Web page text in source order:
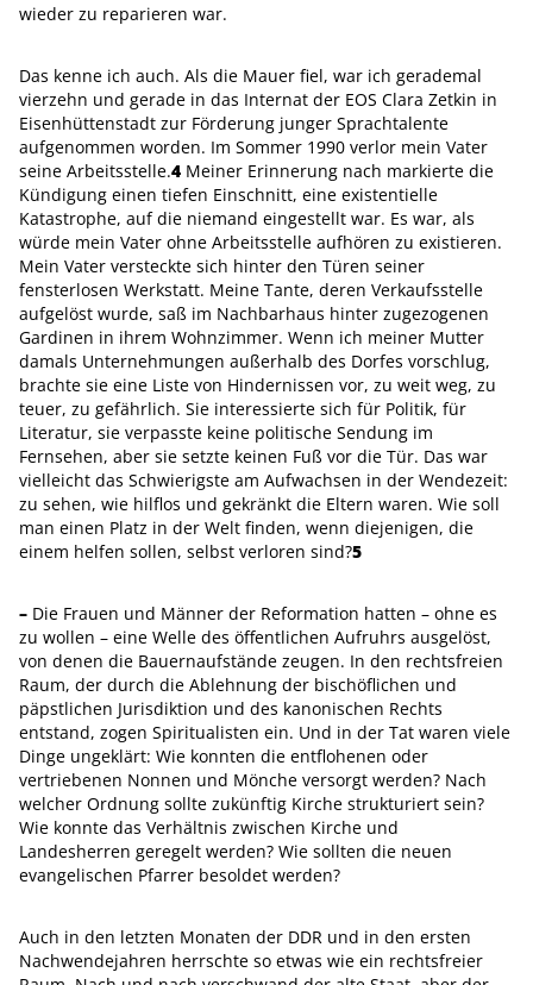
wieder zu reparieren war.
Das kenne ich auch. Als die Mauer fiel, war ich gerademal
vierzehn und gerade in das Internat der EOS Clara Zetkin in
Eisenhüttenstadt zur Förderung junger Sprachtalente
aufgenommen worden. Im Sommer 1990 verlor mein Vater
seine Arbeitsstelle.4 Meiner Erinnerung nach markierte die
Kündigung einen tiefen Einschnitt, eine existentielle
Katastrophe, auf die niemand eingestellt war. Es war, als
würde mein Vater ohne Arbeitsstelle aufhören zu existieren.
Mein Vater versteckte sich hinter den Türen seiner
fensterlosen Werkstatt. Meine Tante, deren Verkaufsstelle
aufgelöst wurde, saß im Nachbarhaus hinter zugezogenen
Gardinen in ihrem Wohnzimmer. Wenn ich meiner Mutter
damals Unternehmungen außerhalb des Dorfes vorschlug,
brachte sie eine Liste von Hindernissen vor, zu weit weg, zu
teuer, zu gefährlich. Sie interessierte sich für Politik, für
Literatur, sie verpasste keine politische Sendung im
Fernsehen, aber sie setzte keinen Fuß vor die Tür. Das war
vielleicht das Schwie­rigste am Aufwachsen in der Wendezeit:
zu sehen, wie hilflos und gekränkt die Eltern waren. Wie soll
man einen Platz in der Welt finden, wenn diejenigen, die
einem helfen sollen, selbst verloren sind?5
– Die Frauen und Männer der Reformation hatten – ohne es
zu wollen – eine Welle des öffentlichen Aufruhrs ausgelöst,
von denen die Bauernaufstände zeugen. In den rechtsfreien
Raum, der durch die Ablehnung der bischöflichen und
päpstlichen Jurisdiktion und des kanonischen Rechts
entstand, zogen Spiritualisten ein. Und in der Tat waren viele
Dinge ungeklärt: Wie konnten die entflohenen oder
vertriebenen Nonnen und Mönche versorgt werden? Nach
welcher Ordnung sollte zukünftig Kirche strukturiert sein?
Wie konnte das Verhältnis zwischen Kirche und
Landesherren geregelt werden? Wie sollten die neuen
evangelischen Pfarrer besoldet werden?
Auch in den letzten Monaten der DDR und in den ersten
Nachwendejahren herrschte so etwas wie ein rechtsfreier